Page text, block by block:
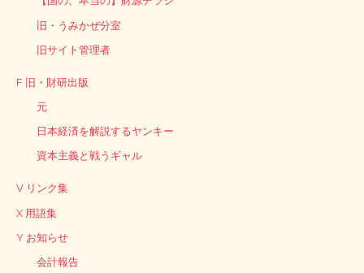
旧・うみかぜ分室
旧サイト管理者
F 旧・財研出版
元
日本経済を解説するヤンキー
資本主義と戦うギャル
V リンク集
X 用語集
Y お知らせ
会計報告